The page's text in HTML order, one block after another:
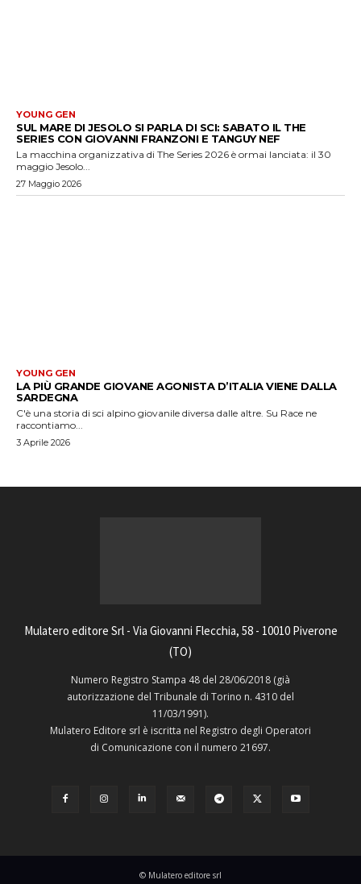
YOUNG GEN
SUL MARE DI JESOLO SI PARLA DI SCI: SABATO IL THE
SERIES CON GIOVANNI FRANZONI E TANGUY NEF
La macchina organizzativa di The Series 2026 è ormai lanciata: il 30
maggio Jesolo...
27 Maggio 2026
YOUNG GEN
LA PIÙ GRANDE GIOVANE AGONISTA D’ITALIA VIENE DALLA
SARDEGNA
C'è una storia di sci alpino giovanile diversa dalle altre. Su Race ne
raccontiamo...
3 Aprile 2026
Mulatero editore Srl - Via Giovanni Flecchia, 58 - 10010 Piverone
(TO)
Numero Registro Stampa 48 del 28/06/2018 (già
autorizzazione del Tribunale di Torino n. 4310 del
11/03/1991).
Mulatero Editore srl è iscritta nel Registro degli Operatori
di Comunicazione con il numero 21697.
© Mulatero editore srl